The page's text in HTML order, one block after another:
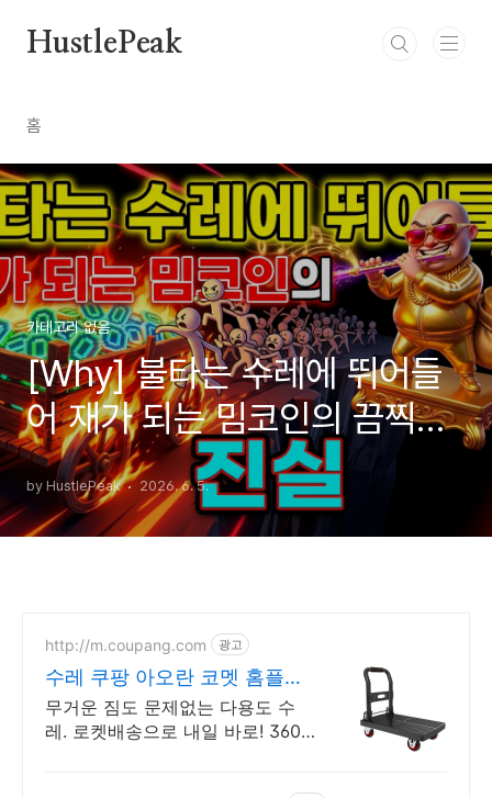
HustlePeak
홈
카테고리 없음
[Why] 불타는 수레에 뛰어들
어 재가 되는 밈코인의 끔찍한
진실
by HustlePeak 2026. 6. 5.
http://m.coupang.com 광고
수레 쿠팡 아오란 코멧 홈플래
닛
무거운 짐도 문제없는 다용도 수
레. 로켓배송으로 내일 바로! 360